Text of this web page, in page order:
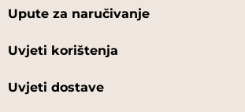
Upute za naručivanje
Uvjeti korištenja
Uvjeti dostave